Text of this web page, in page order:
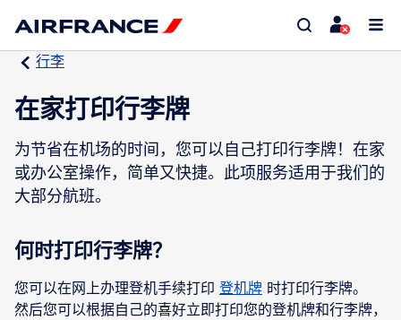
行李
在家打印行李牌
为节省在机场的时间，您可以自己打印行李牌！在家
或办公室操作，简单又快捷。此项服务适用于我们的
大部分航班。
何时打印行李牌？
您可以在网上办理登机手续打印 登机牌 时打印行李牌。
然后您可以根据自己的喜好立即打印您的登机牌和行李牌，